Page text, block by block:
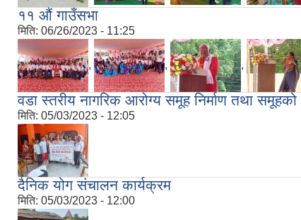
११ औं गाउँसभा
मिति: 06/26/2023 - 11:25
, , ,
वडा स्तरीय नागरिक आरोग्य समूह निर्माण तथा
मिति: 05/03/2023 - 12:05
दैनिक योग संचालन कार्यक्रम
मिति: 05/03/2023 - 12:00